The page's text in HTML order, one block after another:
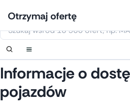
do
treści
Informacje o
pojazdów
Zaloguj się
Ustaw powiadomienie
Niniejsza strona korzysta z plików
Skontaktuj się z nami
Zamówić oddzwonienie
Otrzymaj ofertę
Ustaw powiadomienie